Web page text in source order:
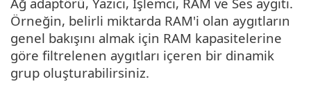
Örneğin, belirli miktarda RAM'i olan aygıtların
genel bakışını almak için RAM kapasitelerine
göre filtrelenen aygıtları içeren bir dinamik
grup oluşturabilirsiniz.